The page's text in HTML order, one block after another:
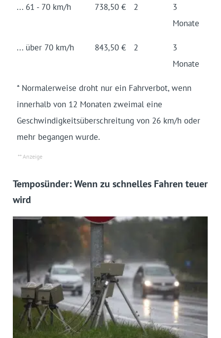
... 61 - 70 km/h 738,50 € 2
3
Monate
... über 70 km/h 843,50 € 2
3
Monate
* Normalerweise droht nur ein Fahrverbot, wenn
innerhalb von 12 Monaten zweimal eine
Geschwindigkeitsüberschreitung von 26 km/h oder
mehr begangen wurde.
Temposünder: Wenn zu schnelles Fahren teuer
wird